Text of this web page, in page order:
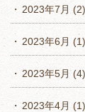
2023年7月 (2)
2023年6月 (1)
2023年5月 (4)
2023年4月 (1)